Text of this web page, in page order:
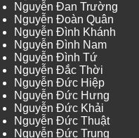
Nguyễn Đan Trường
Nguyễn Đoàn Quân
Nguyễn Đình Khánh
Nguyễn Đình Nam
Nguyễn Đình Tứ
Nguyễn Đắc Thời
Nguyễn Đức Hiệp
Nguyễn Đức Hưng
Nguyễn Đức Khải
Nguyễn Đức Thuật
Nguyễn Đức Trung